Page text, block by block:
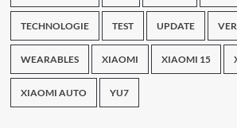
TECHNOLOGIE TEST UPDATE
WEARABLES XIAOMI XIAOMI 15
XIAOMI AUTO YU7